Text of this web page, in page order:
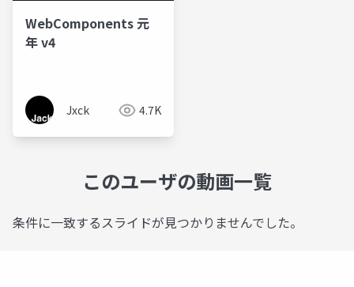
WebComponents 元
年 v4
Jxck 4.7K
このユーザの動画一覧
条件に一致するスライドが見つかりませんでした。